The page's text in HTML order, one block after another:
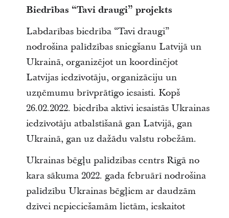
Biedrības “Tavi draugi” projekts
Labdarības biedrība “Tavi draugi”
nodrošina palīdzības sniegšanu Latvijā un
Ukrainā, organizējot un koordinējot
Latvijas iedzīvotāju, organizāciju un
uzņēmumu brīvprātīgo iesaisti. Kopš
26.02.2022. biedrība aktīvi iesaistās Ukrainas
iedzīvotāju atbalstīšanā gan Latvijā, gan
Ukrainā, gan uz dažādu valstu robežām.
Ukrainas bēgļu palīdzības centrs Rīgā no
kara sākuma 2022. gada februārī nodrošina
palīdzību Ukrainas bēgļiem ar daudzām
dzīvei nepieciešamām lietām, ieskaitot